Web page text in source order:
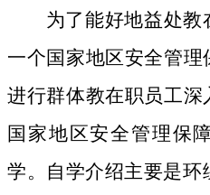
为了能好地益处
一个国家地区安全管理
进行群体教在职员工
国家地区安全管理保
学。自学介绍主要是环